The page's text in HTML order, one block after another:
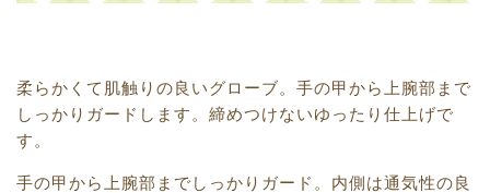
柔らかくて肌触りの良いグローブ。手の甲から上腕部まで
しっかりガードします。締めつけないゆったり仕上げで
す。
手の甲から上腕部までしっかりガード。内側は通気性の良